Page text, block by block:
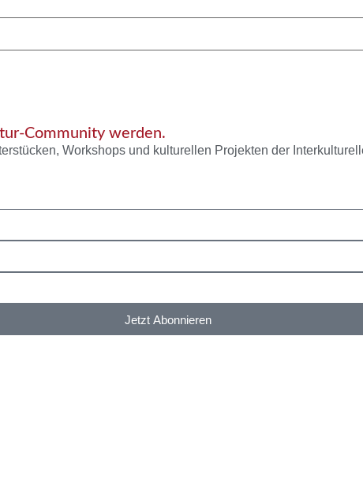
Community werden.
Workshops und kulturellen Projekten der
Jetzt Abonnieren